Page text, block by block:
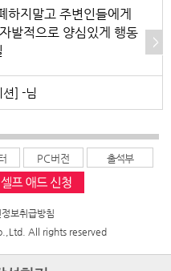
한다 일기예보서 그러
. 에어컨 없는집 어찌사
는 그래서 저는 싫어요.
요 살다가 태풍기다리
병인데 저의 아버지가
하지말고 주변인들에게
발적으로 양심있게 행동
] -님
PC버전 출석부
정보취급방침
All rights reserved